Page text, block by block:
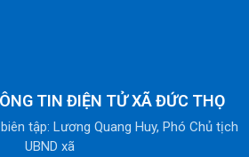
TIN ĐIỆN TỬ XÃ ĐỨC THỌ
Lương Quang Huy, Phó Chủ tịch
UBND xã